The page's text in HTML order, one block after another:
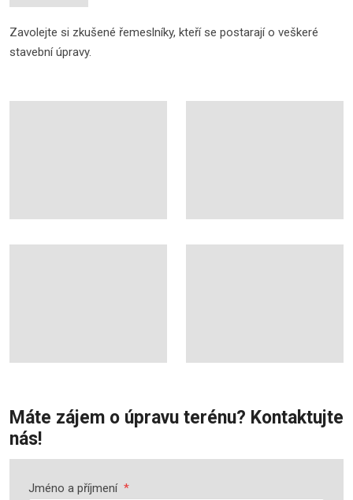
Zavolejte si zkušené řemeslníky, kteří se postarají o veškeré
stavební úpravy.
Máte zájem o úpravu terénu? Kontaktujte
nás!
Jméno a příjmení *